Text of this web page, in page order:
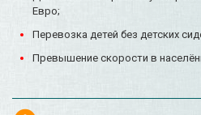
Евро;
Перевозка детей без детских
Превышение скорости в